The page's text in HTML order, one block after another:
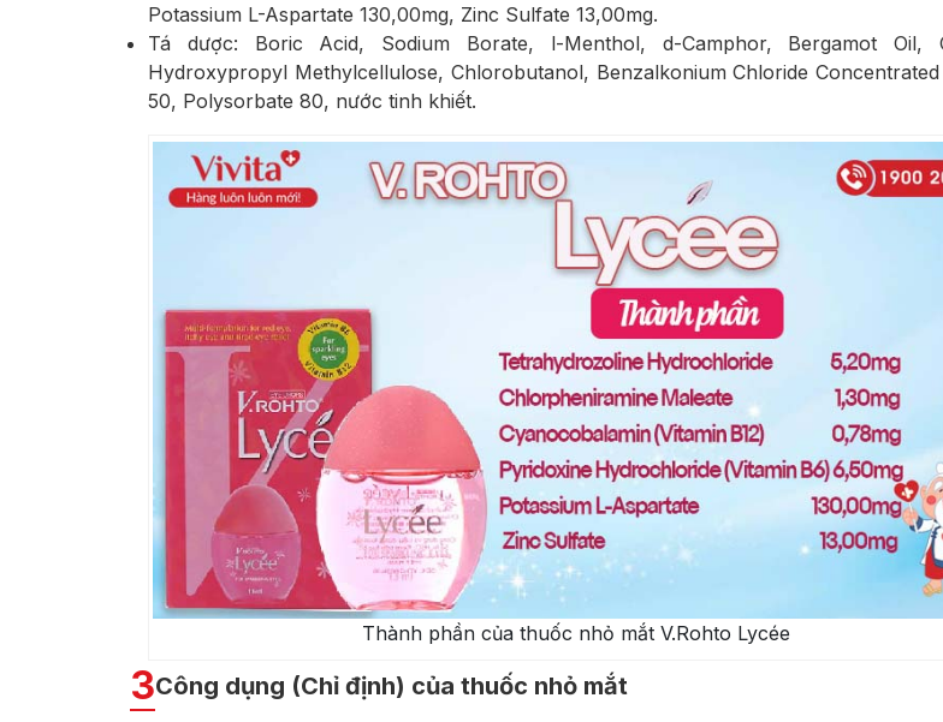
Potassium L-Aspartate 130,00mg, Zinc Sulfate 13,00mg.
Tá dược: Boric Acid, Sodium Borate, l-Menthol, d-Camphor, Bergamot Oil,
Hydroxypropyl Methylcellulose, Chlorobutanol, Benzalkonium Chloride
50, Polysorbate 80, nước tinh khiết.
Thành phần của thuốc nhỏ mắt V.Rohto Lycée
3Công dụng (Chỉ định) của thuốc nhỏ mắt